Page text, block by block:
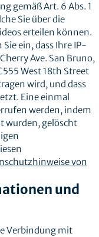
gemäß Art. 6 Abs. 1
Sie über die
erteilen können.
ein, dass Ihre IP-
Ave. San Bruno,
West 18th Street
wird, und dass
Eine einmal
werden, indem
wurden, gelöscht
von
und
Verbindung mit